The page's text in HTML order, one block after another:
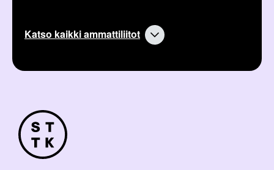
Katso kaikki ammattiliitot